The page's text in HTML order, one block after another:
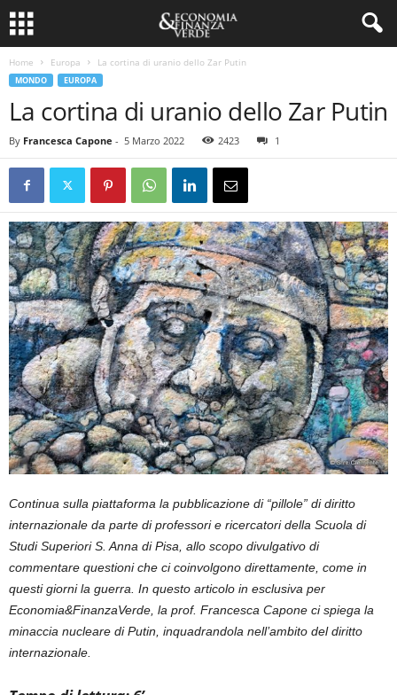
Home Europa La cortina di uranio dello Zar Putin
MONDO EUROPA
La cortina di uranio dello Zar Putin
By Francesca Capone - 5 Marzo 2022 2423 1
Continua sulla piattaforma la pubblicazione di “pillole” di diritto
internazionale da parte di professori e ricercatori della Scuola di
Studi Superiori S. Anna di Pisa, allo scopo divulgativo di
commentare questioni che ci coinvolgono direttamente, come in
questi giorni la guerra. In questo articolo in esclusiva per
Economia&FinanzaVerde, la prof. Francesca Capone ci spiega la
minaccia nucleare di Putin, inquadrandola nell’ambito del diritto
internazionale.